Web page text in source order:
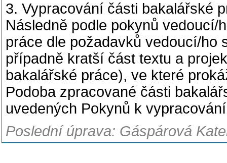
3. Vypracování části bakalářské
Následně podle pokynů
práce dle požadavků vedoucí/ho
případně kratší část textu a
bakalářské práce), ve které
Podoba zpracované části
uvedených Pokynů k
Poslední úprava: Gáspárová